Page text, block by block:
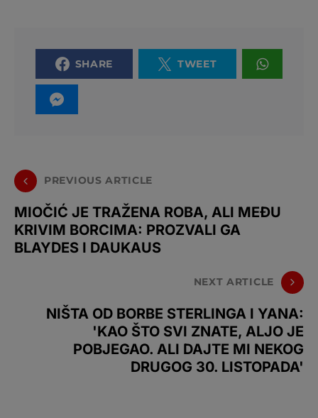
SHARE TWEET
PREVIOUS ARTICLE
MIOČIĆ JE TRAŽENA ROBA, ALI MEĐU
KRIVIM BORCIMA: PROZVALI GA
BLAYDES I DAUKAUS
NEXT ARTICLE
NIŠTA OD BORBE STERLINGA I YANA:
'KAO ŠTO SVI ZNATE, ALJO JE
POBJEGAO. ALI DAJTE MI NEKOG
DRUGOG 30. LISTOPADA'